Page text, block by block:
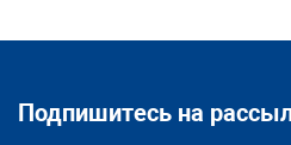
Подпишитесь на